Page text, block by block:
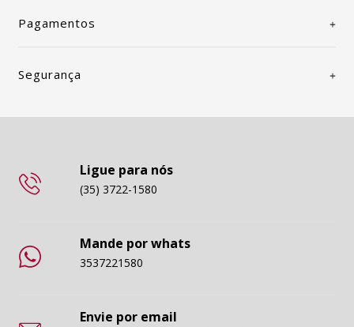
Pagamentos
Segurança
Ligue para nós
(35) 3722-1580
Mande por whats
3537221580
Envie por email